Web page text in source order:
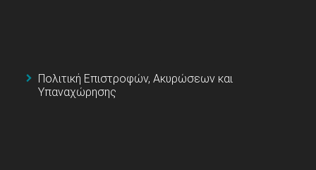
Πολιτική Επιστροφών, Ακυρώσεων και
Υπαναχώρησης